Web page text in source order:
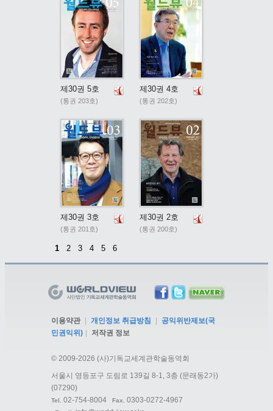
제30권 5호
(통권 203호)
제30권 4호
(통권 202호)
제30권 3호
(통권 201호)
제30권 2호
(통권 200호)
1 2 3 4 5 6
이용약관 개인정보 취급방침
공익위반제보(국
민권익위)
저작권 정보
© 2009-2026 (사)기독교세계관학술동역회
서울시 영등포구 도림로 139길 8-1, 3층 (문래동2가)
(07290)
Tel. 02-754-8004 Fax. 0303-0272-4967